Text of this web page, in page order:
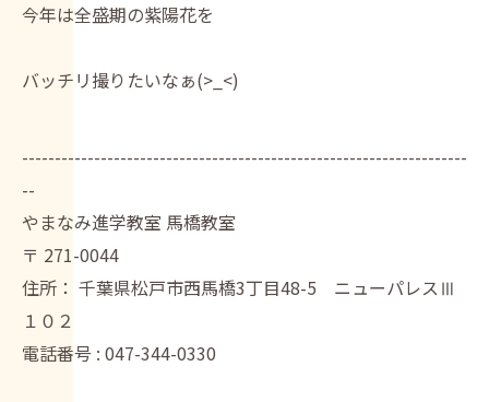
今年は全盛期の紫陽花を
バッチリ撮りたいなぁ(>_<)
--------------------------------------------------------------------
--
やまなみ進学教室 馬橋教室
〒 271-0044
住所： 千葉県松戸市西馬橋3丁目48-5 ニューパレスⅢ
１０２
電話番号 : 047-344-0330